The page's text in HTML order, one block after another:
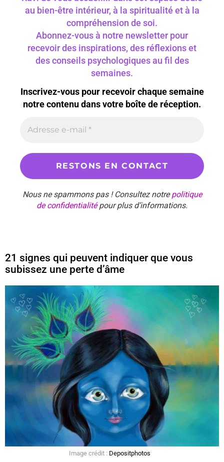
au bien-être intérieur, à la spiritualité et à la
compréhension de soi.
Abonnez-vous à notre newsletter pour
recevoir des inspirations, des réflexions et
des conseils psychologiques au fil des
semaines.
Inscrivez-vous pour recevoir chaque semaine
notre contenu dans votre boîte de réception.
Nous ne spammons pas ! Consultez notrepolitique
de confidentialitépour plus d’informations.
21 signes qui peuvent indiquer que vous
subissez une perte d’âme
Image crédit : Depositphotos